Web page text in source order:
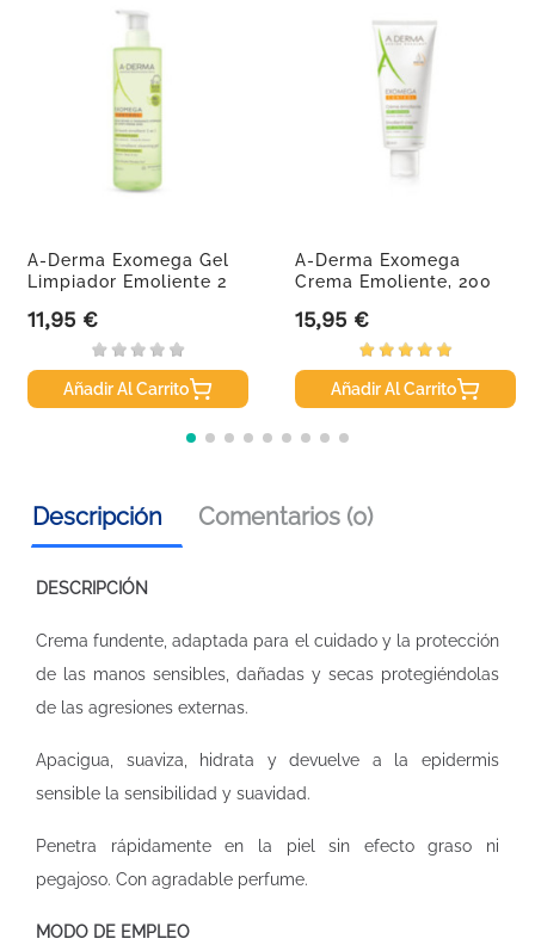
A-Derma Exomega Gel
Limpiador Emoliente 2
Precio
11,95 €
Añadir Al Carrito
A-Derma Exomega
Crema Emoliente, 200
Precio
15,95 €
Añadir Al Carrito
Descripción Comentarios (0)
DESCRIPCIÓN
Crema fundente, adaptada para el cuidado y la protección
de las manos sensibles, dañadas y secas protegiéndolas
de las agresiones externas.
Apacigua, suaviza, hidrata y devuelve a la epidermis
sensible la sensibilidad y suavidad.
Penetra rápidamente en la piel sin efecto graso ni
pegajoso. Con agradable perfume.
MODO DE EMPLEO